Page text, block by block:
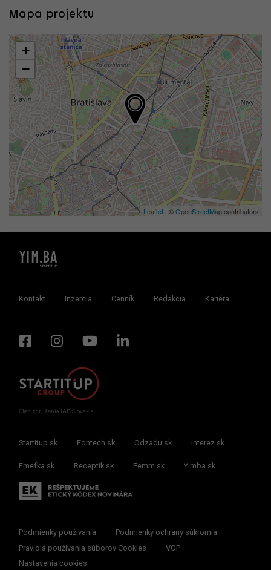
Mapa projektu
+
−
Leaflet | ©OpenStreetMapcontributors
Kontakt Inzercia Cenník Redakcia Kariéra
Člen združenia IAB Slovakia
Startitup.sk Fontech.sk Odzadu.sk interez.sk
Emefka.sk Receptik.sk Femm.sk Yimba.sk
Podmienky používania
Podmienky ochrany súkromia
Pravidlá používania súborov Cookies
VOP
Nastavenia cookies